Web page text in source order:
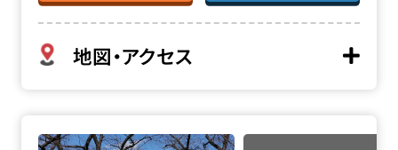
地図・アクセス
立川市斎場の詳細へ